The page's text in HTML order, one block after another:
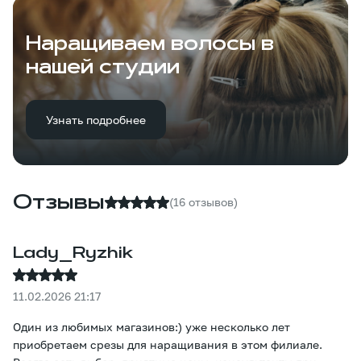
Наращиваем волосы в
нашей студии
Узнать подробнее
Отзывы (16 отзывов)
Lady_Ryzhik
11.02.2026 21:17
Один из любимых магазинов:) уже несколько лет
приобретаем срезы для наращивания в этом филиале.